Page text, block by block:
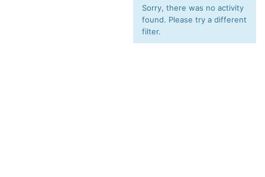
Sorry, there was no activity
found. Please try a different
filter.